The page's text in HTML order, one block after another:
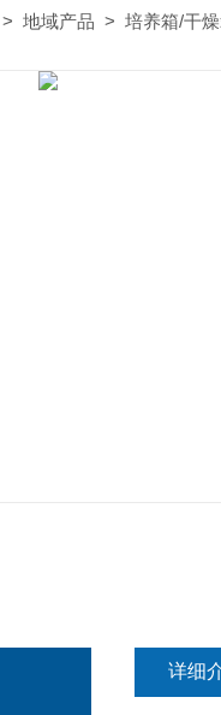
> 地域产品 > 培养箱/干
详细